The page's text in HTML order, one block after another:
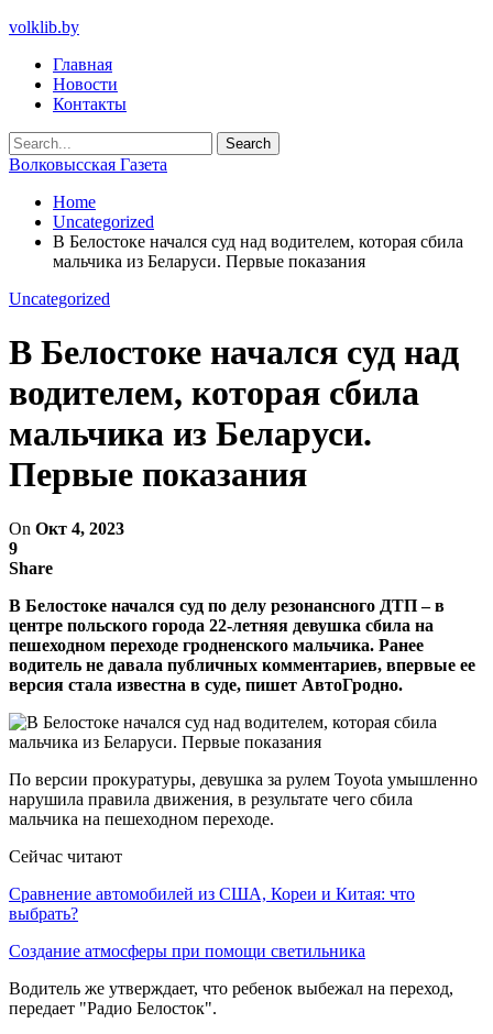
volklib.by
Главная
Новости
Контакты
Волковысская Газета
Home
Uncategorized
В Белостоке начался суд над водителем, которая сбила
мальчика из Беларуси. Первые показания
Uncategorized
В Белостоке начался суд над
водителем, которая сбила
мальчика из Беларуси.
Первые показания
On Окт 4, 2023
9
Share
В Белостоке начался суд по делу резонансного ДТП – в
центре польского города 22-летняя девушка сбила на
пешеходном переходе гродненского мальчика. Ранее
водитель не давала публичных комментариев, впервые ее
версия стала известна в суде, пишет АвтоГродно.
По версии прокуратуры, девушка за рулем Toyota умышленно
нарушила правила движения, в результате чего сбила
мальчика на пешеходном переходе.
Сейчас читают
Сравнение автомобилей из США, Кореи и Китая: что
выбрать?
Создание атмосферы при помощи светильника
Водитель же утверждает, что ребенок выбежал на переход,
передает "Радио Белосток".